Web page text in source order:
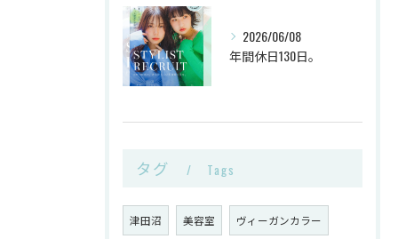
2026/06/08
年間休日130日。
タグ Tags
津田沼 美容室 ヴィーガンカラー